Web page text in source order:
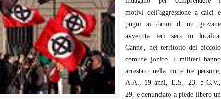
motivi dell'aggressione a calci e
pugni ai danni di un giovane
avvenuta ieri sera in localita'
Canne', nel territorio del piccolo
comune jonico. I militari hanno
arrestato nella notte tre persone,
A.A., 19 anni, E.S., 23, e C.V.,
29, e denunciato a piede libero un